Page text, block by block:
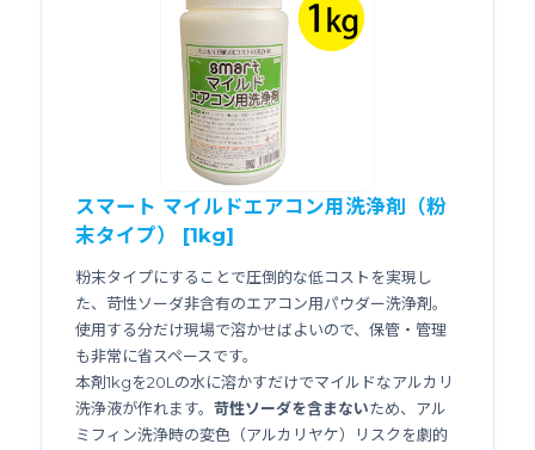
スマート マイルドエアコン用洗浄剤（粉
末タイプ） [1kg]
粉末タイプにすることで圧倒的な低コストを実現し
た、苛性ソーダ非含有のエアコン用パウダー洗浄剤。
使用する分だけ現場で溶かせばよいので、保管・管理
も非常に省スペースです。
本剤1kgを20Lの水に溶かすだけでマイルドなアルカリ
洗浄液が作れます。 苛性ソーダを含まないため、アル
ミフィン洗浄時の変色（アルカリヤケ）リスクを劇的